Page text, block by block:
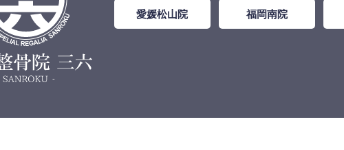
愛媛松山院 福岡南院